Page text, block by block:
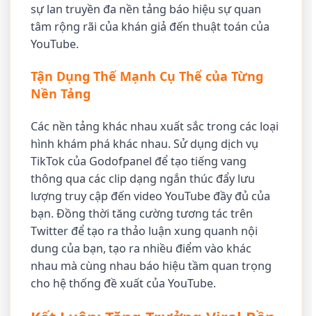
sự lan truyền đa nền tảng báo hiệu sự quan
tâm rộng rãi của khán giả đến thuật toán của
YouTube.
Tận Dụng Thế Mạnh Cụ Thể của Từng
Nền Tảng
Các nền tảng khác nhau xuất sắc trong các loại
hình khám phá khác nhau. Sử dụng dịch vụ
TikTok của Godofpanel để tạo tiếng vang
thông qua các clip dạng ngắn thúc đẩy lưu
lượng truy cập đến video YouTube đầy đủ của
bạn. Đồng thời tăng cường tương tác trên
Twitter để tạo ra thảo luận xung quanh nội
dung của bạn, tạo ra nhiều điểm vào khác
nhau mà cùng nhau báo hiệu tầm quan trọng
cho hệ thống đề xuất của YouTube.